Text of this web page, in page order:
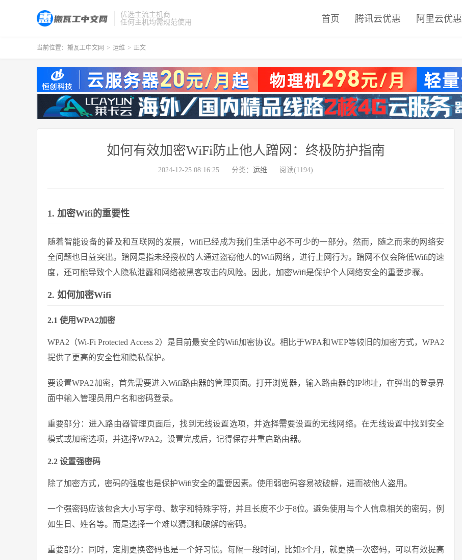
优选主流主机商
任何主机均需规范使用
首页 腾讯云优惠 阿里云优惠
当前位置： 搬瓦工中文网 > 运维 > 正文
如何有效加密WiFi防止他人蹭网：终极防护指南
2024-12-25 08:16:25 分类： 运维 阅读(1194)
1. 加密Wifi的重要性
随着智能设备的普及和互联网的发展，Wifi已经成为我们生活中必不可少的一部分。然而，随之而来的网络安
全问题也日益突出。蹭网是指未经授权的人通过盗窃他人的Wifi网络，进行上网行为。蹭网不仅会降低Wifi的速
度，还可能导致个人隐私泄露和网络被黑客攻击的风险。因此，加密Wifi是保护个人网络安全的重要步骤。
2. 如何加密Wifi
2.1 使用WPA2加密
WPA2（Wi-Fi Protected Access 2）是目前最安全的Wifi加密协议。相比于WPA和WEP等较旧的加密方式，WPA2
提供了更高的安全性和隐私保护。
要设置WPA2加密，首先需要进入Wifi路由器的管理页面。打开浏览器，输入路由器的IP地址，在弹出的登录界
面中输入管理员用户名和密码登录。
重要部分：进入路由器管理页面后，找到无线设置选项，并选择需要设置的无线网络。在无线设置中找到安全
模式或加密选项，并选择WPA2。设置完成后，记得保存并重启路由器。
2.2 设置强密码
除了加密方式，密码的强度也是保护Wifi安全的重要因素。使用弱密码容易被破解，进而被他人盗用。
一个强密码应该包含大小写字母、数字和特殊字符，并且长度不少于8位。避免使用与个人信息相关的密码，例
如生日、姓名等。而是选择一个难以猜测和破解的密码。
重要部分：同时，定期更换密码也是一个好习惯。每隔一段时间，比如3个月，就更换一次密码，可以有效提高